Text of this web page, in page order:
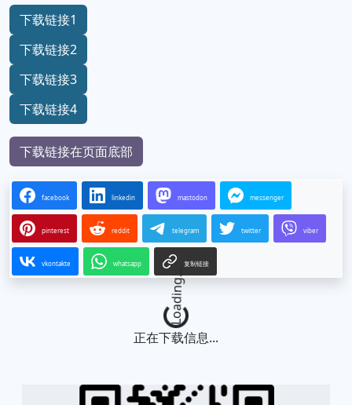
下载链接1
下载链接2
下载链接3
下载链接4
下载链接在页面底部
facebook linkedin mastodon messenger
pinterest reddit telegram twitter viber
vkontakte whatsapp 复制链接
Loading...
正在下载信息...